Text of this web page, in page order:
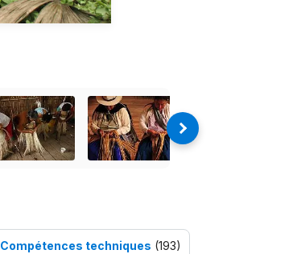
Compétences techniques (193)